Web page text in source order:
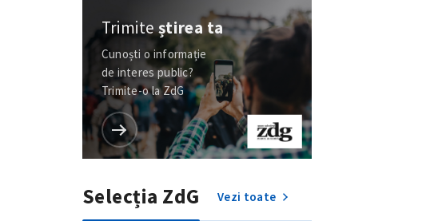
Trimiteștirea ta
Cunoști o informație
de interes public?
Trimite-o la ZdG
Selecția ZdG Vezi toate